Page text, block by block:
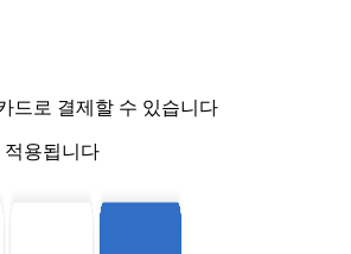
드로 결제할 수 있습니다
용됩니다